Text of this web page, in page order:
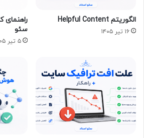
الگوریتم Helpful Content
۱۶ تیر ۱۴۰۵
سئو
۵ تیر ۱۴۰۵